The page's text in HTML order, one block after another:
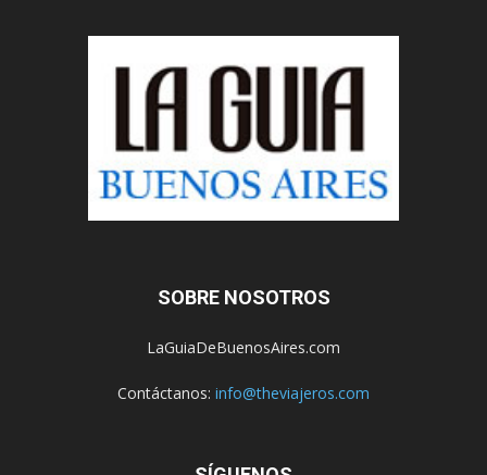
SOBRE NOSOTROS
LaGuiaDeBuenosAires.com
Contáctanos: info@theviajeros.com